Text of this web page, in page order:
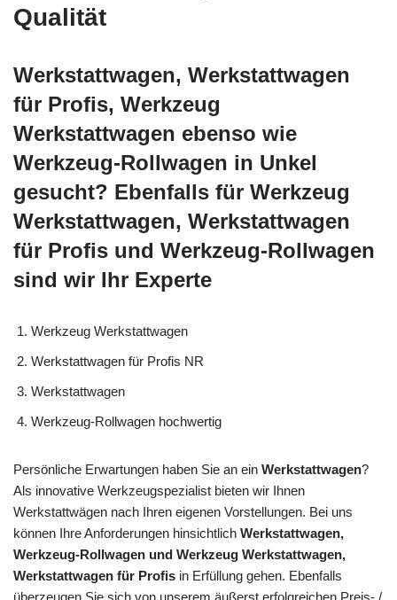
Qualität
Werkstattwagen, Werkstattwagen
für Profis, Werkzeug
Werkstattwagen ebenso wie
Werkzeug-Rollwagen in Unkel
gesucht? Ebenfalls für Werkzeug
Werkstattwagen, Werkstattwagen
für Profis und Werkzeug-Rollwagen
sind wir Ihr Experte
Werkzeug Werkstattwagen
Werkstattwagen für Profis NR
Werkstattwagen
Werkzeug-Rollwagen hochwertig
Persönliche Erwartungen haben Sie an ein Werkstattwagen?
Als innovative Werkzeugspezialist bieten wir Ihnen
Werkstattwägen nach Ihren eigenen Vorstellungen. Bei uns
können Ihre Anforderungen hinsichtlich Werkstattwagen,
Werkzeug-Rollwagen und Werkzeug Werkstattwagen,
Werkstattwagen für Profis in Erfüllung gehen. Ebenfalls
überzeugen Sie sich von unserem äußerst erfolgreichen Preis- /